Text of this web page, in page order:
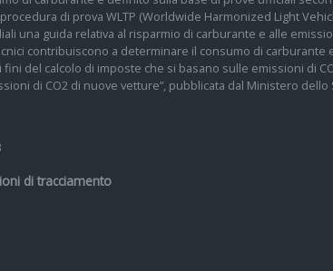
di prova WLTP (Worldwide Harmonized Light
una guida relativa al risparmio di carburante e alle
contribuiscono a determinare il consumo di
fini del calcolo di imposte che si basano sulle emissioni
di CO2 di nuove vetture”, pubblicata dal Ministero
di tracciamento